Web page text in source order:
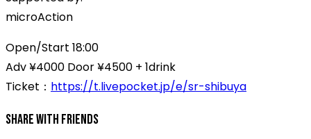
microAction
Open/Start 18:00
Adv ¥4000 Door ¥4500 + 1drink
Ticket： https://t.livepocket.jp/e/sr-shibuya
Share With Friends